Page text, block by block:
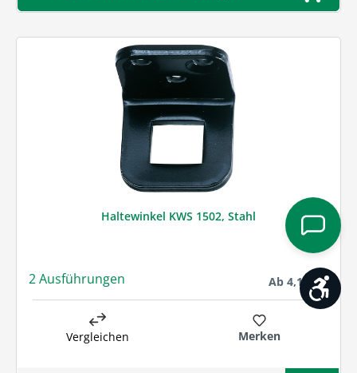
Haltewinkel KWS 1502, Stahl
2 Ausführungen Regulärer Preis:
Ab 4,10 € *
Vergleichen Merken